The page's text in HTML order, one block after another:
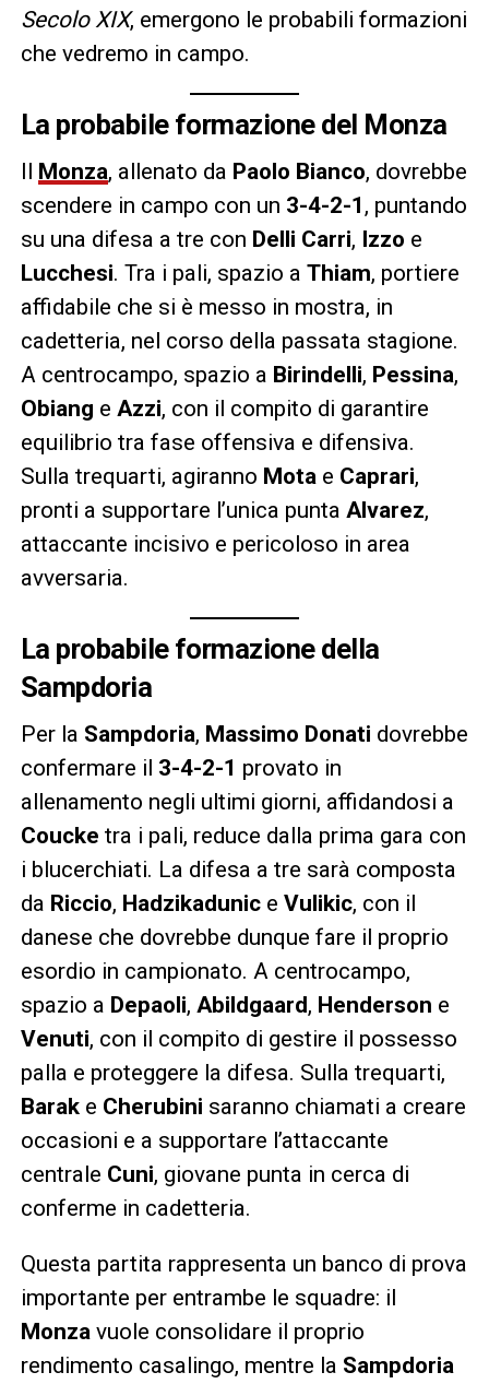
Secolo XIX, emergono le probabili formazioni
che vedremo in campo.
La probabile formazione del Monza
Il Monza, allenato da Paolo Bianco, dovrebbe
scendere in campo con un 3-4-2-1 , puntando
su una difesa a tre con Delli Carri, Izzo e
Lucchesi. Tra i pali, spazio a Thiam, portiere
affidabile che si è messo in mostra, in
cadetteria, nel corso della passata stagione.
A centrocampo, spazio a Birindelli, Pessina,
Obiang e Azzi, con il compito di garantire
equilibrio tra fase offensiva e difensiva.
Sulla trequarti, agiranno Motae Caprari,
pronti a supportare l’unica punta Alvarez,
attaccante incisivo e pericoloso in area
avversaria.
La probabile formazione della
Sampdoria
Per la Sampdoria, Massimo Donati dovrebbe
confermare il 3-4-2-1 provato in
allenamento negli ultimi giorni, affidandosi a
Coucke tra i pali, reduce dalla prima gara con
i blucerchiati. La difesa a tre sarà composta
da Riccio, Hadzikadunice Vulikic, con il
danese che dovrebbe dunque fare il proprio
esordio in campionato. A centrocampo,
spazio a Depaoli, Abildgaard, Henderson e
Venuti, con il compito di gestire il possesso
palla e proteggere la difesa. Sulla trequarti,
Barake Cherubini saranno chiamati a creare
occasioni e a supportare l’attaccante
centrale Cuni, giovane punta in cerca di
conferme in cadetteria.
Questa partita rappresenta un banco di prova
importante per entrambe le squadre: il
Monzavuole consolidare il proprio
rendimento casalingo, mentre la Sampdoria